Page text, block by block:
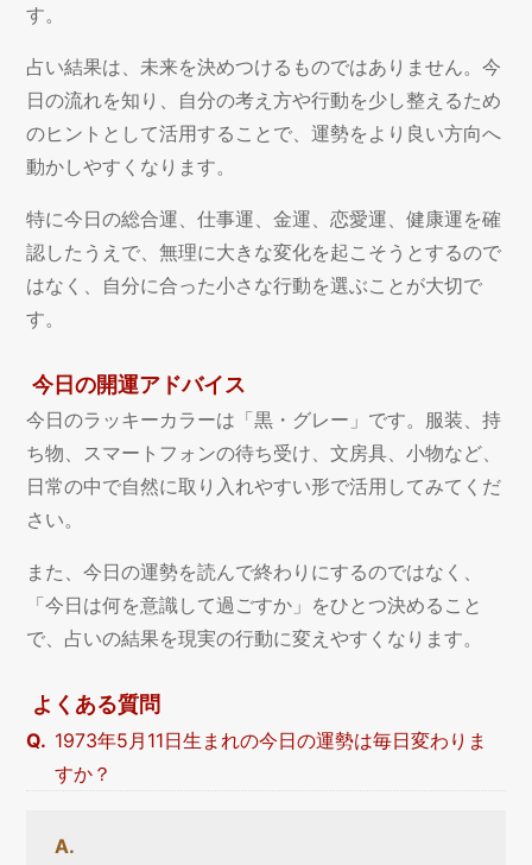
す。
占い結果は、未来を決めつけるものではありません。今
日の流れを知り、自分の考え方や行動を少し整えるため
のヒントとして活用することで、運勢をより良い方向へ
動かしやすくなります。
特に今日の総合運、仕事運、金運、恋愛運、健康運を確
認したうえで、無理に大きな変化を起こそうとするので
はなく、自分に合った小さな行動を選ぶことが大切で
す。
今日の開運アドバイス
今日のラッキーカラーは「黒・グレー」です。服装、持
ち物、スマートフォンの待ち受け、文房具、小物など、
日常の中で自然に取り入れやすい形で活用してみてくだ
さい。
また、今日の運勢を読んで終わりにするのではなく、
「今日は何を意識して過ごすか」をひとつ決めること
で、占いの結果を現実の行動に変えやすくなります。
よくある質問
1973年5月11日生まれの今日の運勢は毎日変わりま
すか？